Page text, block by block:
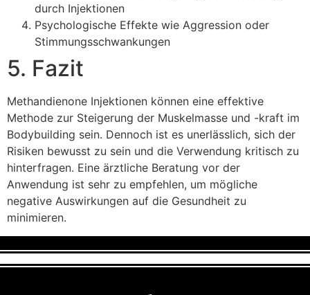
durch Injektionen
Psychologische Effekte wie Aggression oder
Stimmungsschwankungen
5. Fazit
Methandienone Injektionen können eine effektive
Methode zur Steigerung der Muskelmasse und -kraft im
Bodybuilding sein. Dennoch ist es unerlässlich, sich der
Risiken bewusst zu sein und die Verwendung kritisch zu
hinterfragen. Eine ärztliche Beratung vor der
Anwendung ist sehr zu empfehlen, um mögliche
negative Auswirkungen auf die Gesundheit zu
minimieren.